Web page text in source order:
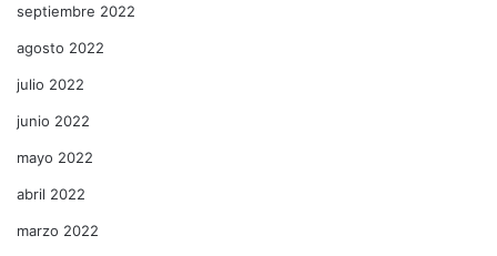
septiembre 2022
agosto 2022
julio 2022
junio 2022
mayo 2022
abril 2022
marzo 2022